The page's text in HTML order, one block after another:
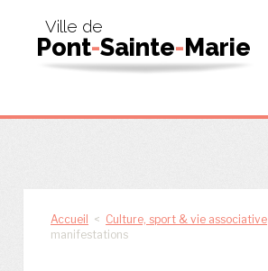
Ville de
Pont-Sainte-Marie
Accueil < Culture, sport & vie associative
manifestations